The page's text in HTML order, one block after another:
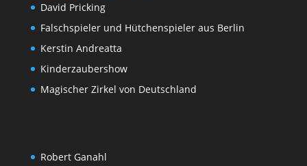
David Pricking
Falschspieler und Hütchenspieler aus Berlin
Kerstin Andreatta
Kinderzaubershow
Magischer Zirkel von Deutschland
Robert Ganahl